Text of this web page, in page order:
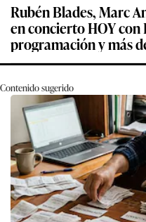
Rubén Blades, Marc
en concierto HOY
programación y más
Contenido sugerido